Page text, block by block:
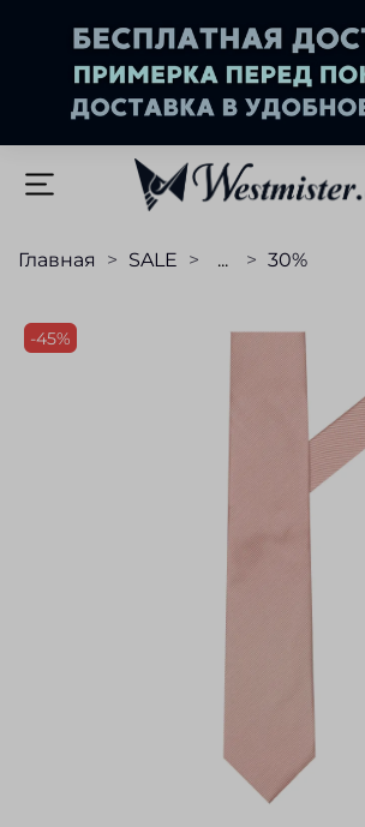
Главная SALE ... 30%
-45%